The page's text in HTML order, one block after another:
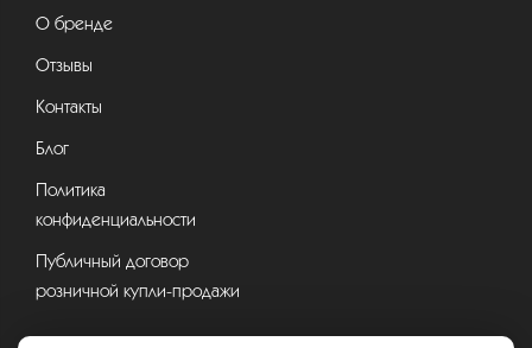
О бренде
Отзывы
Контакты
Блог
Политика
конфиденциальности
Публичный договор
розничной купли-продажи